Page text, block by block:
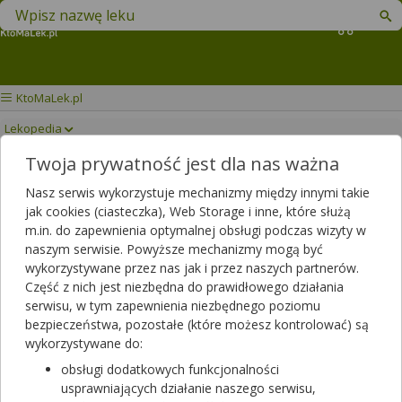
Koszyk
Znajdź lek w swojej okolicy
KtoMaLek.pl
Lekopedia
PRORELAXIN Drukuj/Zapisz
Twoja prywatność jest dla nas ważna
Nasz serwis wykorzystuje mechanizmy między innymi takie
jak cookies (ciasteczka), Web Storage i inne, które służą
m.in. do zapewnienia optymalnej obsługi podczas wizyty w
naszym serwisie. Powyższe mechanizmy mogą być
wykorzystywane przez nas jak i przez naszych partnerów.
Część z nich jest niezbędna do prawidłowego działania
serwisu, w tym zapewnienia niezbędnego poziomu
bezpieczeństwa, pozostałe (które możesz kontrolować) są
wykorzystywane do:
obsługi dodatkowych funkcjonalności
usprawniających działanie naszego serwisu,